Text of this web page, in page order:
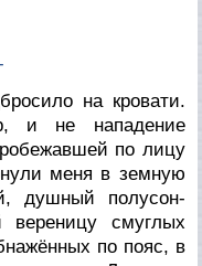
на кровати.
и не нападение
по лицу
меня в земную
душный полусон-
вереницу смуглых
по пояс, в